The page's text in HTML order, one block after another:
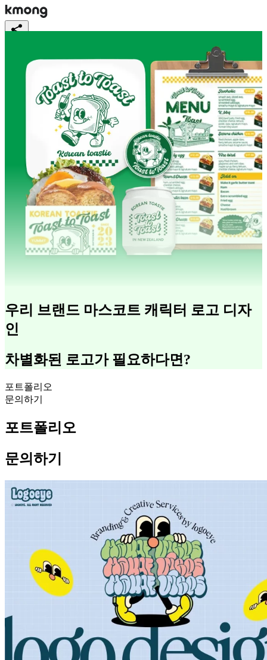
우리 브랜드 마스코트 캐릭터 로고 디자
인
차별화된 로고가 필요하다면?
포트폴리오
문의하기
포트폴리오
문의하기